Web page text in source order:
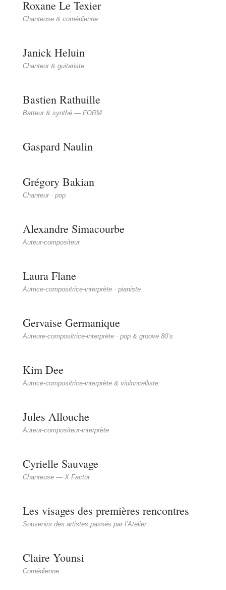
Roxane Le Texier
Chanteuse & comédienne
Janick Heluin
Chanteur & guitariste
Bastien Rathuille
Batteur & synthé — FORM
Gaspard Naulin
Grégory Bakian
Chanteur · pop
Alexandre Simacourbe
Auteur-compositeur
Laura Flane
Autrice-compositrice-interprète · pianiste
Gervaise Germanique
Auteure-compositrice-interprète · pop & groove 80’s
Kim Dee
Autrice-compositrice-interprète & violoncelliste
Jules Allouche
Auteur-compositeur-interprète
Cyrielle Sauvage
Chanteuse — X Factor
Les visages des premières rencontres
Souvenirs des artistes passés par l’Atelier
Claire Younsi
Comédienne